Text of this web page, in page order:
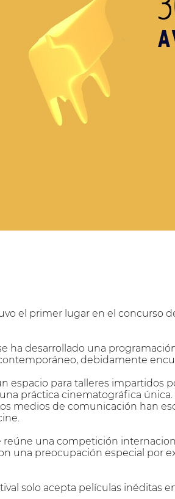
el primer lugar en el concurso
ha desarrollado una
debidamente
espacio para talleres impartidos
práctica cinematográfica
medios de comunicación han
reúne una competición
una preocupación especial por
solo acepta películas inéditas